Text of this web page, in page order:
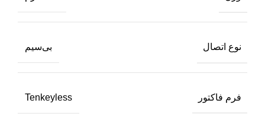
نوع اتصال بی‌سیم
فرم فاکتور Tenkeyless